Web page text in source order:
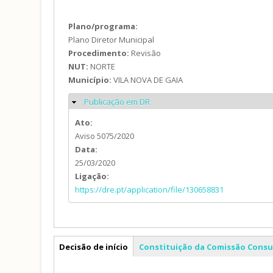
Plano/programa:
Plano Diretor Municipal
Procedimento: Revisão
NUT: NORTE
Município:VILA NOVA DE GAIA
Ocultar
Publicação em DR
Ato:
Aviso 5075/2020
Data:
25/03/2020
Ligação:
https://dre.pt/application/file/130658831
PDM
Decisão de início Constituição da Comissão